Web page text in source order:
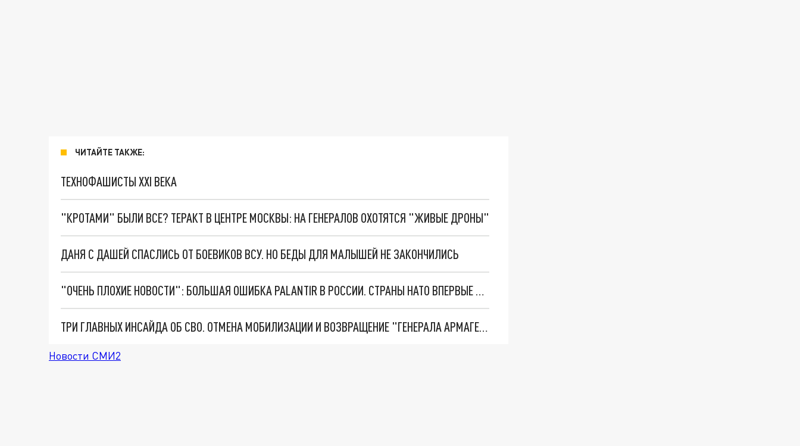
ЧИТАЙТЕ ТАКЖЕ:
ТЕХНОФАШИСТЫ XXI ВЕКА
"КРОТАМИ" БЫЛИ ВСЕ? ТЕРАКТ В ЦЕНТРЕ МОСКВЫ: НА ГЕНЕРАЛОВ ОХОТЯТСЯ "ЖИВЫЕ ДРОНЫ"
ДАНЯ С ДАШЕЙ СПАСЛИСЬ ОТ БОЕВИКОВ ВСУ. НО БЕДЫ ДЛЯ МАЛЫШЕЙ НЕ ЗАКОНЧИЛИСЬ
"ОЧЕНЬ ПЛОХИЕ НОВОСТИ": БОЛЬШАЯ ОШИБКА PALANTIR В РОССИИ. СТРАНЫ НАТО ВПЕРВЫЕ ЗА СВО ОСТАНОВИЛИ ПОСТАВКИ ОРУЖИЯ. ВСУ ТЕРЯЮТ ПРИГРАНИЧЬЕ?
ТРИ ГЛАВНЫХ ИНСАЙДА ОБ СВО. ОТМЕНА МОБИЛИЗАЦИИ И ВОЗВРАЩЕНИЕ "ГЕНЕРАЛА АРМАГЕДДОНА"? ОТЛИЧНЫЕ НОВОСТИ, КОТОРЫЕ ЖДАЛИ ВСЕ
Новости СМИ2